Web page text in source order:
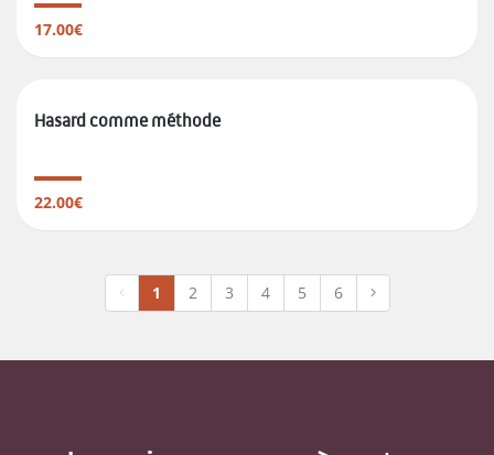
17.00€
Hasard comme méthode
22.00€
1 2 3 4 5 6